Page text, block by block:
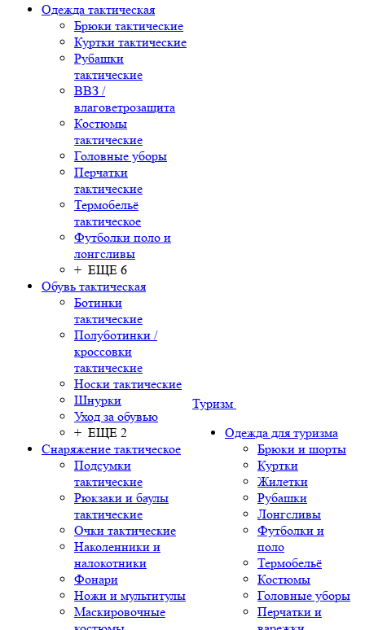
Одежда тактическая
Брюки тактические
Куртки тактические
Рубашки
тактические
ВВЗ /
влаговетрозащита
Костюмы
тактические
Головные уборы
Перчатки
тактические
Термобельё
тактическое
Футболки поло и
лонгсливы
+ ЕЩЕ 6
Обувь тактическая
Ботинки
тактические
Полуботинки /
кроссовки
тактические
Носки тактические
Шнурки
Уход за обувью
+ ЕЩЕ 2
Снаряжение тактическое
Подсумки
тактические
Рюкзаки и баулы
тактические
Очки тактические
Наколенники и
налокотники
Фонари
Ножи и мультитулы
Маскировочные
Туризм
Одежда для туризма
Брюки и шорты
Куртки
Жилетки
Рубашки
Лонгсливы
Футболки и
поло
Термобельё
Костюмы
Головные уборы
Перчатки и